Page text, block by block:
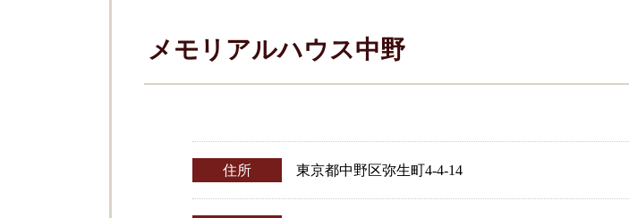
メモリアルハウス中野
住所 東京都中野区弥生町4-4-14